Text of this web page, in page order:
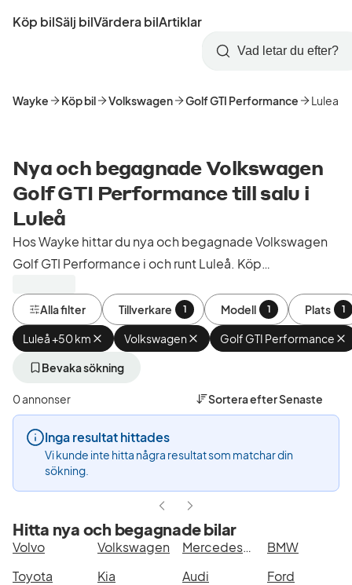
till
Startsida
Köp bilSälj bilVärdera bilArtiklar
Skapa
konto
Logga
in
Sök
Wayke Köp bil Volkswagen Golf GTI Performance Lulea
Nya och begagnade Volkswagen
Golf GTI Performance till salu i
Luleå
Hos Wayke hittar du nya och begagnade Volkswagen
Golf GTI Performance i och runt Luleå. Köp
Sverige.Alla filter Tillverkare 1 Modell 1 Plats 1
Luleå +50 km Ta
bort
aktivt
(Plats)
Volkswagen Ta
bort
Volkswagen
Golf GTI Performance
Bevaka sökning
0 annonser Sortera efterSenaste
Inga resultat hittades
Vi kunde inte hitta några resultat som matchar din
sökning.
Hitta nya och begagnade bilar
Volvo Volkswagen Mercedes-Benz
BMW
Toyota
Kia Audi
Ford